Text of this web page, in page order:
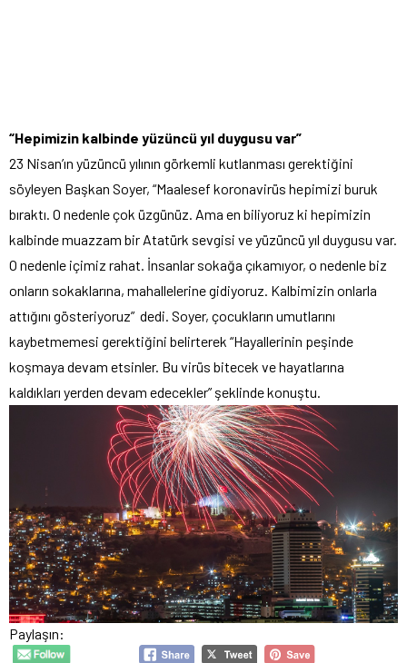
“Hepimizin kalbinde yüzüncü yıl duygusu var”
23 Nisan’ın yüzüncü yılının görkemli kutlanması gerektiğini
söyleyen Başkan Soyer, “Maalesef koronavirüs hepimizi buruk
bıraktı. O nedenle çok üzgünüz. Ama en biliyoruz ki hepimizin
kalbinde muazzam bir Atatürk sevgisi ve yüzüncü yıl duygusu var.
O nedenle içimiz rahat. İnsanlar sokağa çıkamıyor, o nedenle biz
onların sokaklarına, mahallelerine gidiyoruz. Kalbimizin onlarla
attığını gösteriyoruz” dedi. Soyer, çocukların umutlarını
kaybetmemesi gerektiğini belirterek “Hayallerinin peşinde
koşmaya devam etsinler. Bu virüs bitecek ve hayatlarına
kaldıkları yerden devam edecekler” şeklinde konuştu.
Paylaşın: